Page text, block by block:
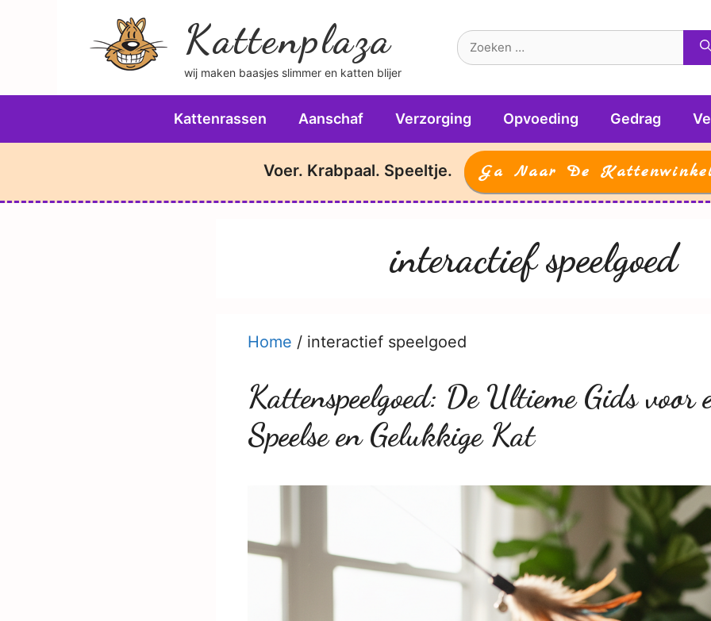
Kattenplaza
wij maken baasjes slimmer en katten blijer
Kattenrassen Aanschaf Verzorging Opvoeding Gedrag
Voer. Krabpaal. Speeltje. Ga Naar De
interactief speelgoed
Home / interactief speelgoed
Kattenspeelgoed: De Ultieme Gids voor
Speelse en Gelukkige Kat